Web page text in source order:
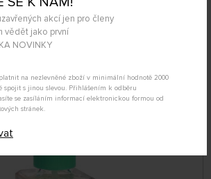
akcí jen pro členy
vědět jako první
NOVINKY
na nezlevněné zboží v minimální hodnotě 2000
spojit s jinou slevou. Přihlášením k odběru
se zasíláním informací elektronickou formou od
stránek.
11.08. může být u Vás
extra řídké